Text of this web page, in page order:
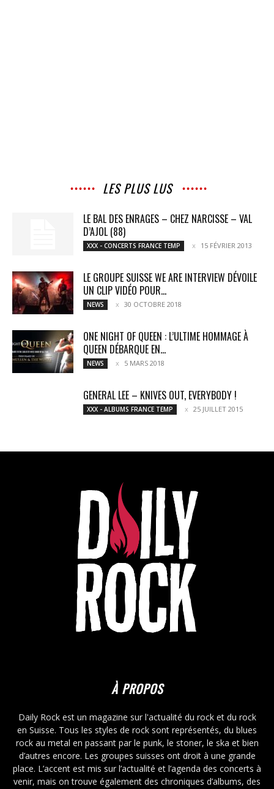
LES PLUS LUS
LE BAL DES ENRAGES – CHEZ NARCISSE – VAL
D’AJOL (88)
XXX - CONCERTS FRANCE TEMP 15 FÉVRIER 2013
LE GROUPE SUISSE WE ARE INTERVIEW DÉVOILE
UN CLIP VIDÉO POUR...
NEWS 30 OCTOBRE 2018
ONE NIGHT OF QUEEN : L’ULTIME HOMMAGE À
QUEEN DÉBARQUE EN...
NEWS 5 MARS 2018
GENERAL LEE – KNIVES OUT, EVERYBODY !
XXX - ALBUMS FRANCE TEMP 25 JUILLET 2015
À PROPOS
Daily Rock est un magazine sur l'actualité du rock et du rock
en Suisse. Tous les styles de rock sont représentés, du blues
rock au metal en passant par le punk, le stoner, le ska et bien
d’autres encore. Les groupes suisses ont droit à une grande
place. L’accent est mis sur l’actualité et l’agenda des concerts à
venir, mais on trouve également des chroniques d’albums, des